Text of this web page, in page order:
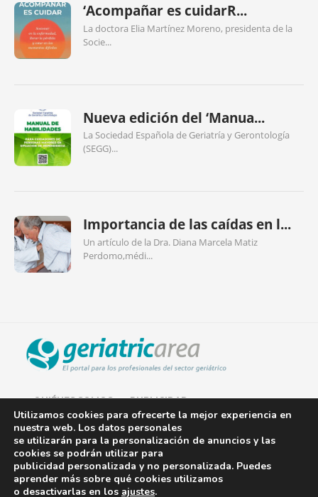
‘Acompañar es cuidarR...
La doctora Elia Martínez Moreno, presidenta de la
Socie...
Nueva edición del ‘Manua...
La Sociedad Española de Geriatría y Gerontología
(SEGG)...
Importancia de las caídas en l...
Un artículo de la Dra. Diana Marcela Matiz
Perdomo,médi...
QUIÉNES SOMOS PUBLICIDAD
AVISO LEGAL
POLÍTICA DE COOKIES
POLÍTICA DE PRIVACIDAD
Utilizamos cookies para ofrecerte la mejor experiencia en
nuestra web. Los datos personales
se utilizarán para la personalización de anuncios y las
cookies se podrán utilizar para
publicidad personalizada y no personalizada. Puedes
aprender más sobre qué cookies utilizamos
o desactivarlas en los ajustes.